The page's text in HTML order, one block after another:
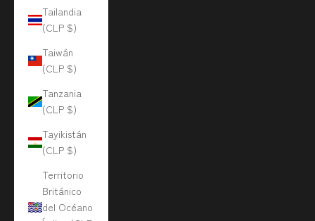
Tailandia
(CLP $)
Taiwán
(CLP $)
Tanzania
(CLP $)
Tayikistán
(CLP $)
Territorio
Británico
del Océano